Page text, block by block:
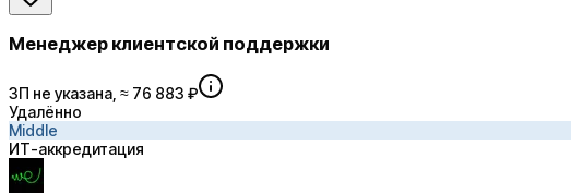
Менеджер клиентской поддержки
ЗП не указана, ≈ 76 883 ₽
Удалённо
Middle
ИТ-аккредитация